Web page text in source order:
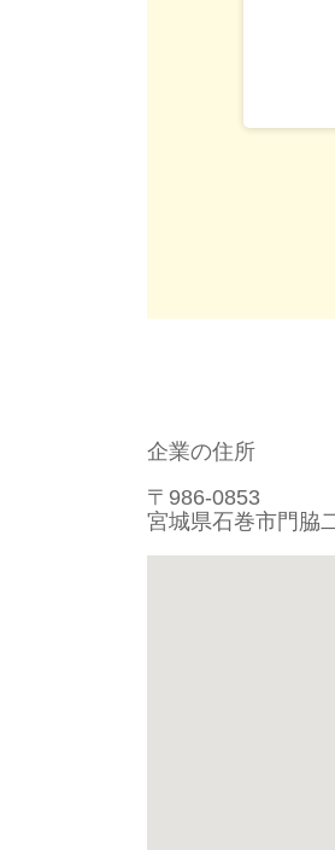
企業の住所
〒986-0853
宮城県石巻市門脇